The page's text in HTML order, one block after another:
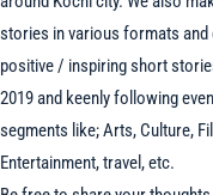
stories in various formats
positive / inspiring short
2019 and keenly following
segments like; Arts, Culture,
Entertainment, travel, etc.